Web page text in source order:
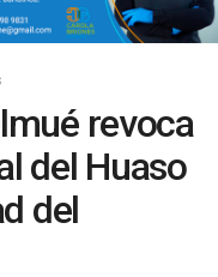
revoca
del Huaso
del